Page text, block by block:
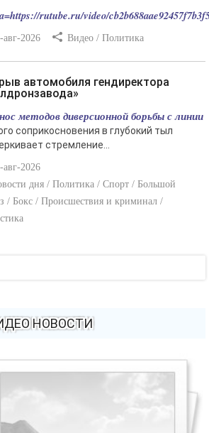
rutube.ru/video/
авг-2026 Видео / Политика
методов диверсионной борьбы с линии
соприкосновения в глубокий тыл
стремление...
авг-2026
дня / Политика / Спорт / Большой
/ Бокс / Происшествия и криминал /
НОВОСТИ